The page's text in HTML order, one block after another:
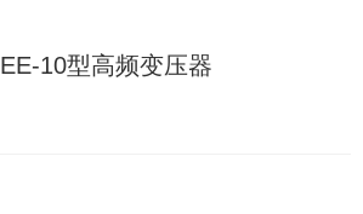
EE-10型高频变压器